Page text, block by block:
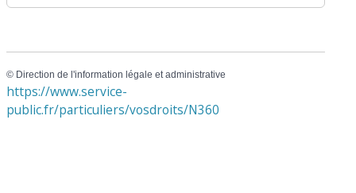
© Direction de l'information légale et administrative
https://www.service-
public.fr/particuliers/vosdroits/N360